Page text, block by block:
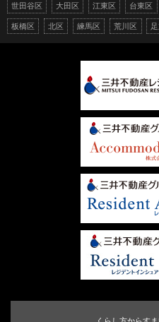
世田谷区 大田区 江東区 台東区
板橋区 北区 練馬区 荒川区
くらし方からす